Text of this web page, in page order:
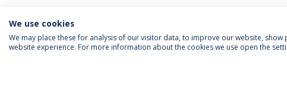
We use cookies
We may place these for analysis of our visitor data, to improve our website,
website experience. For more information about the cookies we use open the